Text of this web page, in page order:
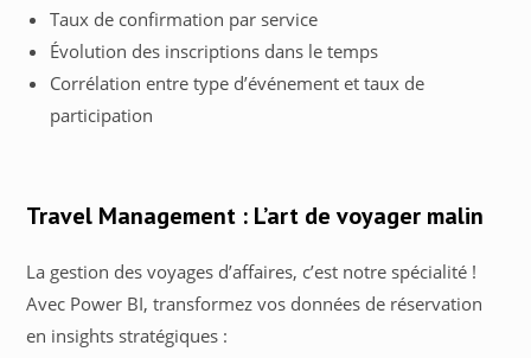
Taux de confirmation par service
Évolution des inscriptions dans le temps
Corrélation entre type d’événement et taux de
participation
Travel Management : L’art de voyager malin
La gestion des voyages d’affaires, c’est notre spécialité !
Avec Power BI, transformez vos données de réservation
en insights stratégiques :